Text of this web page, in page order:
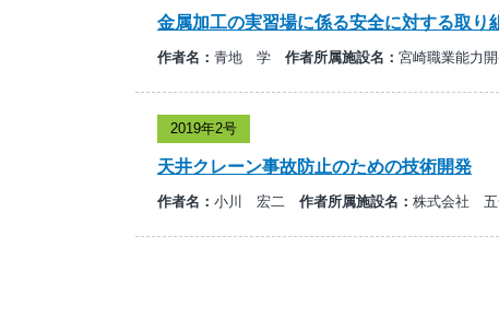
金属加工の実習場に係る安全に対する取り
作者名： 青地 学 作者所属施設名： 宮崎職業能力
2019年2号
天井クレーン事故防止のための技術開発
作者名： 小川 宏二 作者所属施設名： 株式会社 五